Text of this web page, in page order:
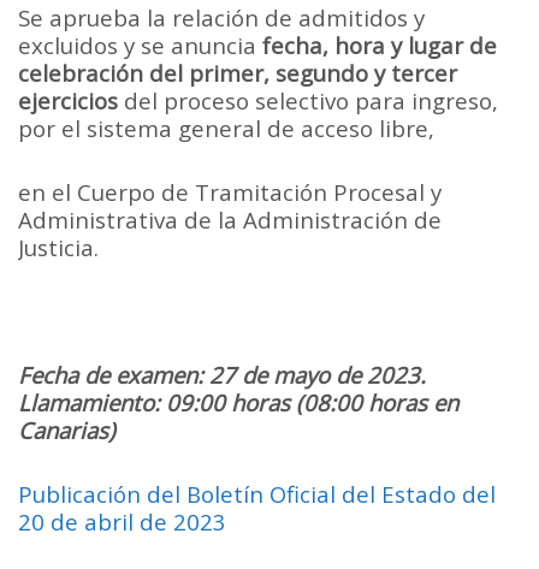
Se aprueba la relación de admitidos y
excluidos y se anuncia fecha, hora y lugar de
celebración del primer, segundo y tercer
ejercicios del proceso selectivo para ingreso,
por el sistema general de acceso libre,
en el Cuerpo de Tramitación Procesal y
Administrativa de la Administración de
Justicia.
Fecha de examen: 27 de mayo de 2023.
Llamamiento: 09:00 horas (08:00 horas en
Canarias)
Publicación del Boletín Oficial del Estado del
20 de abril de 2023